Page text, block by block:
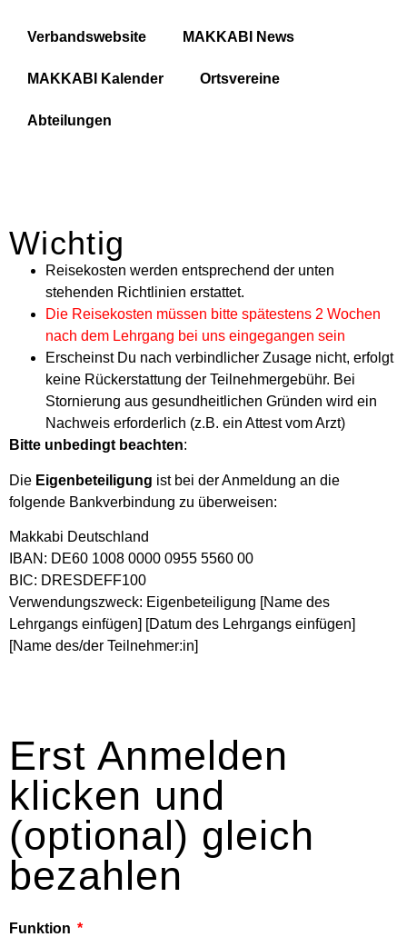
Verbandswebsite MAKKABI News
MAKKABI Kalender Ortsvereine
Abteilungen
Wichtig
Reisekosten werden entsprechend der unten
stehenden Richtlinien erstattet.
Die Reisekosten müssen bitte spätestens 2 Wochen
nach dem Lehrgang bei uns eingegangen sein
Erscheinst Du nach verbindlicher Zusage nicht, erfolgt
keine Rückerstattung der Teilnehmergebühr. Bei
Stornierung aus gesundheitlichen Gründen wird ein
Nachweis erforderlich (z.B. ein Attest vom Arzt)
Bitte unbedingt beachten:
Die Eigenbeteiligung ist bei der Anmeldung an die
folgende Bankverbindung zu überweisen:
Makkabi Deutschland
IBAN: DE60 1008 0000 0955 5560 00
BIC: DRESDEFF100
Verwendungszweck: Eigenbeteiligung [Name des
Lehrgangs einfügen] [Datum des Lehrgangs einfügen]
[Name des/der Teilnehmer:in]
Erst Anmelden
klicken und
(optional) gleich
bezahlen
Funktion